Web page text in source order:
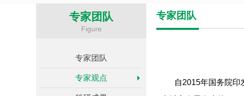
专家团队
Figure
专家团队
专家观点
关于团体标准《淡水池塘养殖…
专家团队
自2015年国务院